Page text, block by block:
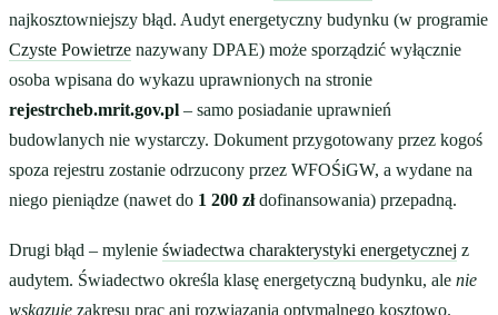
najkosztowniejszy błąd. Audyt energetyczny budynku (w programie
Czyste Powietrze nazywany DPAE) może sporządzić wyłącznie
osoba wpisana do wykazu uprawnionych na stronie
rejestrcheb.mrit.gov.pl – samo posiadanie uprawnień
budowlanych nie wystarczy. Dokument przygotowany przez kogoś
spoza rejestru zostanie odrzucony przez WFOŚiGW, a wydane na
niego pieniądze (nawet do 1 200 złdofinansowania) przepadną.
Drugi błąd – mylenie świadectwa charakterystyki energetycznej z
audytem. Świadectwo określa klasę energetyczną budynku, ale nie
wskazuje zakresu prac ani rozwiązania optymalnego kosztowo.